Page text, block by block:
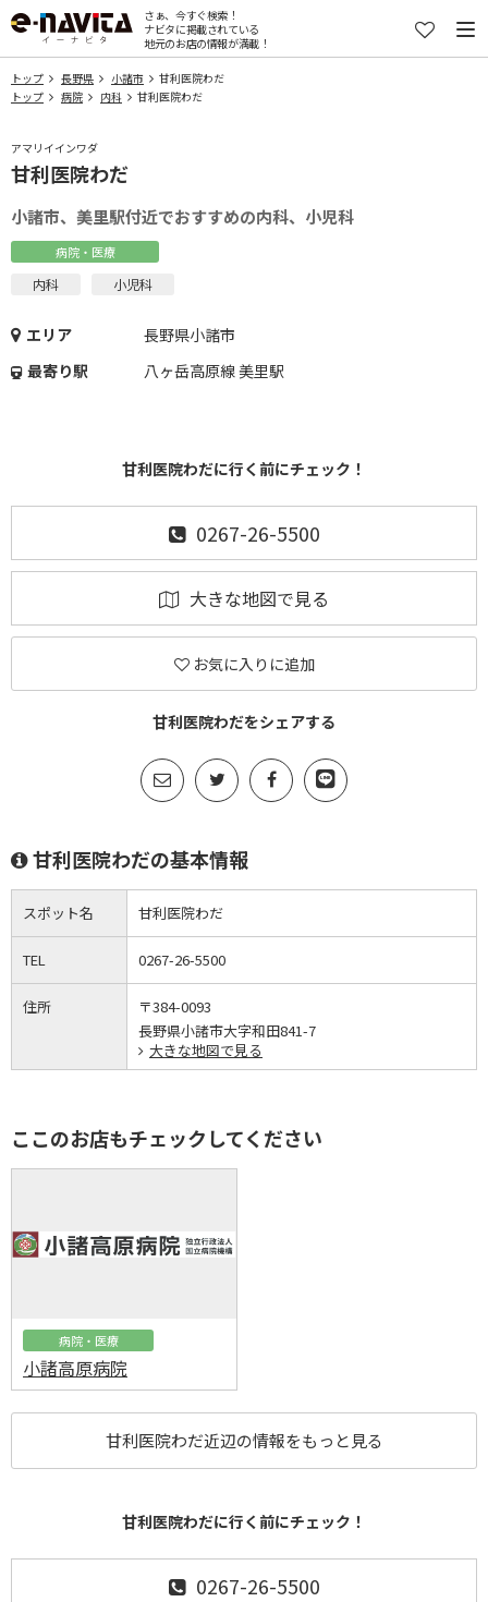
さぁ、今すぐ検索！
ナビタに掲載されている
地元のお店の情報が満載！
トップ 長野県 小諸市
甘利医院わだ
トップ
病院 内科 甘利医院わだ
アマリイインワダ
甘利医院わだ
小諸市、美里駅付近でおすすめの内科、小児科
病院・医療
内科 小児科
エリア
長野県小諸市
最寄り駅
八ヶ岳高原線 美里駅
甘利医院わだに行く前にチェック！
0267-26-5500
大きな地図で見る
お気に入りに追加
甘利医院わだをシェアする
甘利医院わだの基本情報
スポット名 甘利医院わだ
TEL 0267-26-5500
住所
〒384-0093
長野県小諸市大字和田841-7
大きな地図で見る
ここのお店もチェックしてください
病院・医療
小諸高原病院
甘利医院わだ近辺の情報をもっと見る
甘利医院わだに行く前にチェック！
0267-26-5500